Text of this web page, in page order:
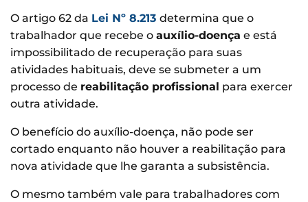
O artigo 62 da Lei Nº 8.213 determina que o
trabalhador que recebe o auxílio-doença e está
impossibilitado de recuperação para suas
atividades habituais, deve se submeter a um
processo de reabilitação profissional para exercer
outra atividade.
O benefício do auxílio-doença, não pode ser
cortado enquanto não houver a reabilitação para
nova atividade que lhe garanta a subsistência.
O mesmo também vale para trabalhadores com